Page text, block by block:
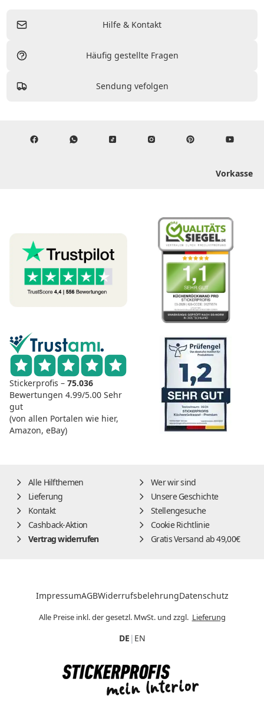
Hilfe & Kontakt
Häufig gestellte Fragen
Sendung vefolgen
Vorkasse
Stickerprofis – 75.036
Bewertungen 4.99/5.00 Sehr
gut
(von allen Portalen wie hier,
Amazon, eBay)
Alle Hilfthemen
Wer wir sind
Lieferung
Unsere Geschichte
Kontakt
Stellengesuche
Cashback-Aktion
Cookie Richtlinie
Vertrag widerrufen
Gratis Versand ab 49,00€
ImpressumAGBWiderrufsbelehrungDatenschutz
Alle Preise inkl. der gesetzl. MwSt. und zzgl. Lieferung
DE | EN